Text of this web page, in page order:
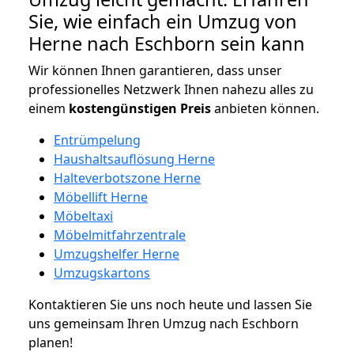
Sie, wie einfach ein Umzug von
Herne nach Eschborn sein kann
Wir können Ihnen garantieren, dass unser
professionelles Netzwerk Ihnen nahezu alles zu
einem kostengünstigen Preisanbieten können.
Entrümpelung
Haushaltsauflösung Herne
Halteverbotszone Herne
Möbellift Herne
Möbeltaxi
Möbelmitfahrzentrale
Umzugshelfer Herne
Umzugskartons
Kontaktieren Sie uns noch heute und lassen Sie
uns gemeinsam Ihren Umzug nach Eschborn
planen!